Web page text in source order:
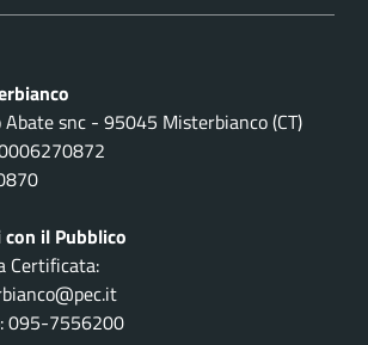
snc - 95045 Misterbianco (CT)
il Pubblico
Certificata:
095-7556200